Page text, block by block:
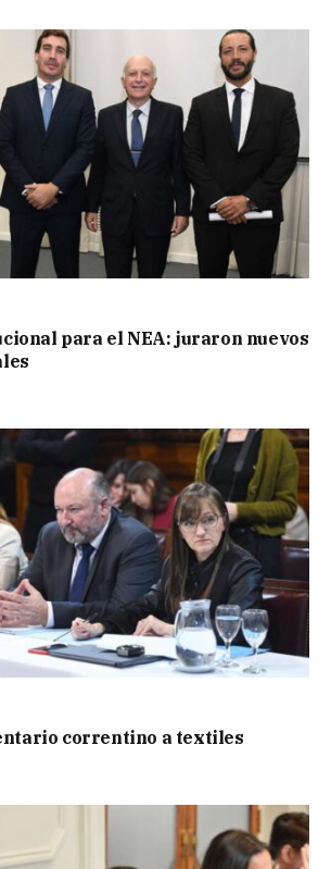
para el NEA: juraron nuevos
correntino a textiles